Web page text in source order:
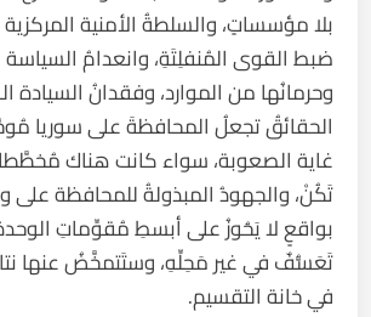
بلا مؤسساتٍ، والسلطةُ الأمنية
ضبط القوى المُنفلِتَةِ، وانعدامُ السياسة
وحرمانُها من الموارد، وفقدانُ السيادة
الحقائقُ تجعلُ المحافظةَ على سوريا
غاية الصعوبة، سواء كانت هناك
تَكُنْ، والجهودُ المبذولةُ للمحافظة على
بواقعٍ لا يَحُوزُ على أبسطِ مُقوِّماتِ
تَعَسُّفٌ في غير مَحِلِّهِ، وستَتمخَّضُ عنها
في خانة التقسيم.